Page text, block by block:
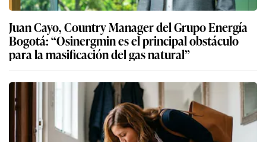
Juan Cayo, Country Manager del Grupo Energía
Bogotá: “Osinergmin es el principal obstáculo
para la masificación del gas natural”